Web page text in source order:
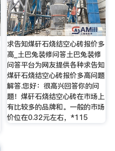
求告知煤矸石烧结空心砖报价多
高_土巴兔装修问答土巴兔装修
问答平台为网友提供各种求告知
煤矸石烧结空心砖报价多高问题
解答.您好：很高兴回答你的问
题！煤矸石烧结空心砖在市场上
有比较多的品牌和。一般的市场
价位在0.32元左右，*115